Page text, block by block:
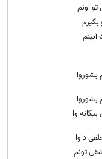
اونم
بگیرم
بشوروا
بشوروا
وا
داوا
تونم